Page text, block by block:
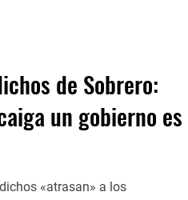
de Sobrero:
un gobierno es
«atrasan» a los